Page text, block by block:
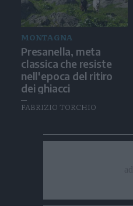
MONTAGNA
Presanella, meta
classica che resiste
nell'epoca del ritiro
dei ghiacci
FABRIZIO TORCHIO